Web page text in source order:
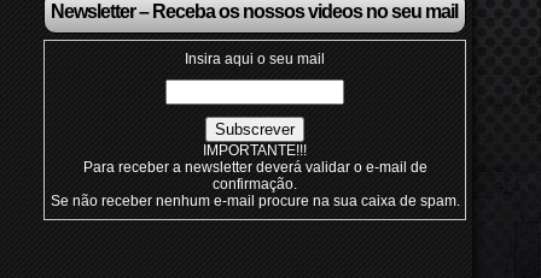
Newsletter – Receba os nossos videos no seu mail
Insira aqui o seu mail
IMPORTANTE!!!
Para receber a newsletter deverá validar o e-mail de
confirmação.
Se não receber nenhum e-mail procure na sua caixa de spam.